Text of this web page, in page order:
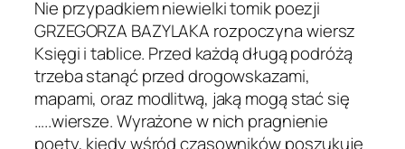
Nie przypadkiem niewielki tomik poezji
GRZEGORZA BAZYLAKA rozpoczyna wiersz
Księgi i tablice. Przed każdą długą podróżą
trzeba stanąć przed drogowskazami,
mapami, oraz modlitwą, jaką mogą stać się
…..wiersze. Wyrażone w nich pragnienie
poety, kiedy wśród czasowników poszukuje